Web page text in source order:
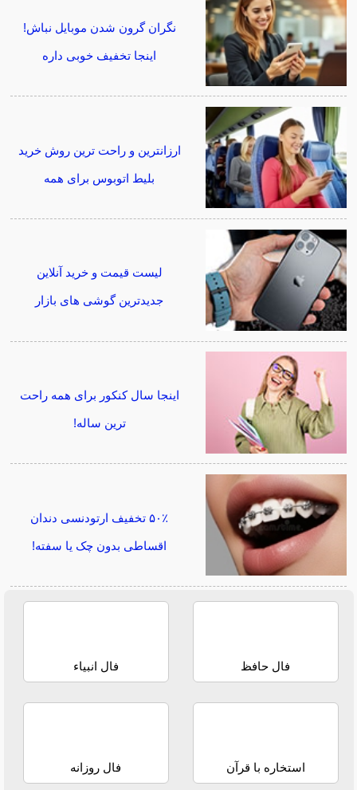
نگران گرون شدن موبایل نباش!
اینجا تخفیف خوبی داره
ارزانترین و راحت ترین روش خرید
بلیط اتوبوس برای همه
لیست قیمت و خرید آنلاین
جدیدترین گوشی های بازار
اینجا سال کنکور برای همه راحت
ترین ساله!
۵۰٪ تخفیف ارتودنسی دندان
اقساطی بدون چک یا سفته!
فال حافظ فال انبیاء
استخاره با قرآن فال روزانه